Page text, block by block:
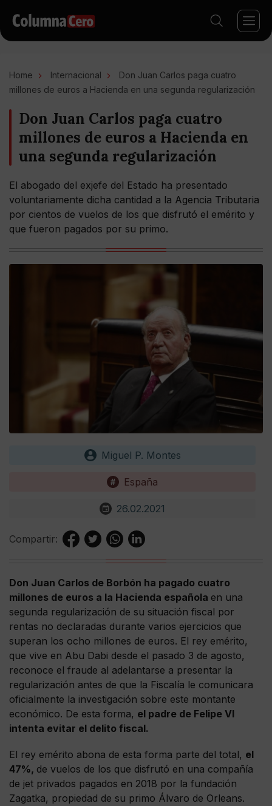
Home Internacional
Don Juan Carlos paga cuatro
millones de euros a Hacienda en una segunda regularización
Don Juan Carlos paga cuatro
millones de euros a Hacienda en
una segunda regularización
El abogado del exjefe del Estado ha presentado
voluntariamente dicha cantidad a la Agencia Tributaria
por cientos de vuelos de los que disfrutó el emérito y
que fueron pagados por su primo.
Miguel P. Montes
España
26.02.2021
Compartir:
Don Juan Carlos de Borbón ha pagado cuatro
millones de euros a la Hacienda española en una
segunda regularización de su situación fiscal por
rentas no declaradas durante varios ejercicios que
superan los ocho millones de euros. El rey emérito,
que vive en Abu Dabi desde el pasado 3 de agosto,
reconoce el fraude al adelantarse a presentar la
regularización antes de que la Fiscalía le comunicara
oficialmente la investigación sobre este montante
económico. De esta forma, el padre de Felipe VI
intenta evitar el delito fiscal.
El rey emérito abona de esta forma parte del total, el
47%, de vuelos de los que disfrutó en una compañía
de jet privados pagados en 2018 por la fundación
Zagatka, propiedad de su primo Álvaro de Orleans.